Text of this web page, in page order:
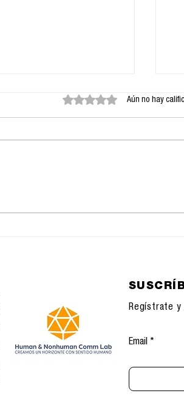
Obtuvo 0 de 5 estrellas.
Aún no hay
Regístrate y
Email